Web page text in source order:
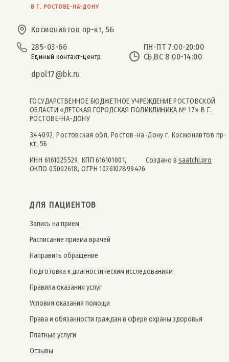
В Г. РОСТОВЕ-НА-ДОНУ
Космонавтов пр-кт, 5Б
285-03-66
Единый контакт-центр
ПН-ПТ 7:00-20:00
СБ,ВС 8:00-14:00
dpol17@bk.ru
ГОСУДАРСТВЕННОЕ БЮДЖЕТНОЕ УЧРЕЖДЕНИЕ РОСТОВСКОЙ
ОБЛАСТИ «ДЕТСКАЯ ГОРОДСКАЯ ПОЛИКЛИНИКА № 17» В Г.
РОСТОВЕ-НА-ДОНУ
344092, Ростовская обл, Ростов-на-Дону г, Космонавтов пр-
кт, 5Б
ИНН 6161025529, КПП 616101001,
ОКПО 05002618, ОГРН 1026102899426
Создано в saatchi.pro
ДЛЯ ПАЦИЕНТОВ
Запись на прием
Расписание приема врачей
Направить обращение
Подготовка к диагностическим исследованиям
Правила оказания услуг
Условия оказания помощи
Права и обязанности граждан в сфере охраны здоровья
Платные услуги
Отзывы